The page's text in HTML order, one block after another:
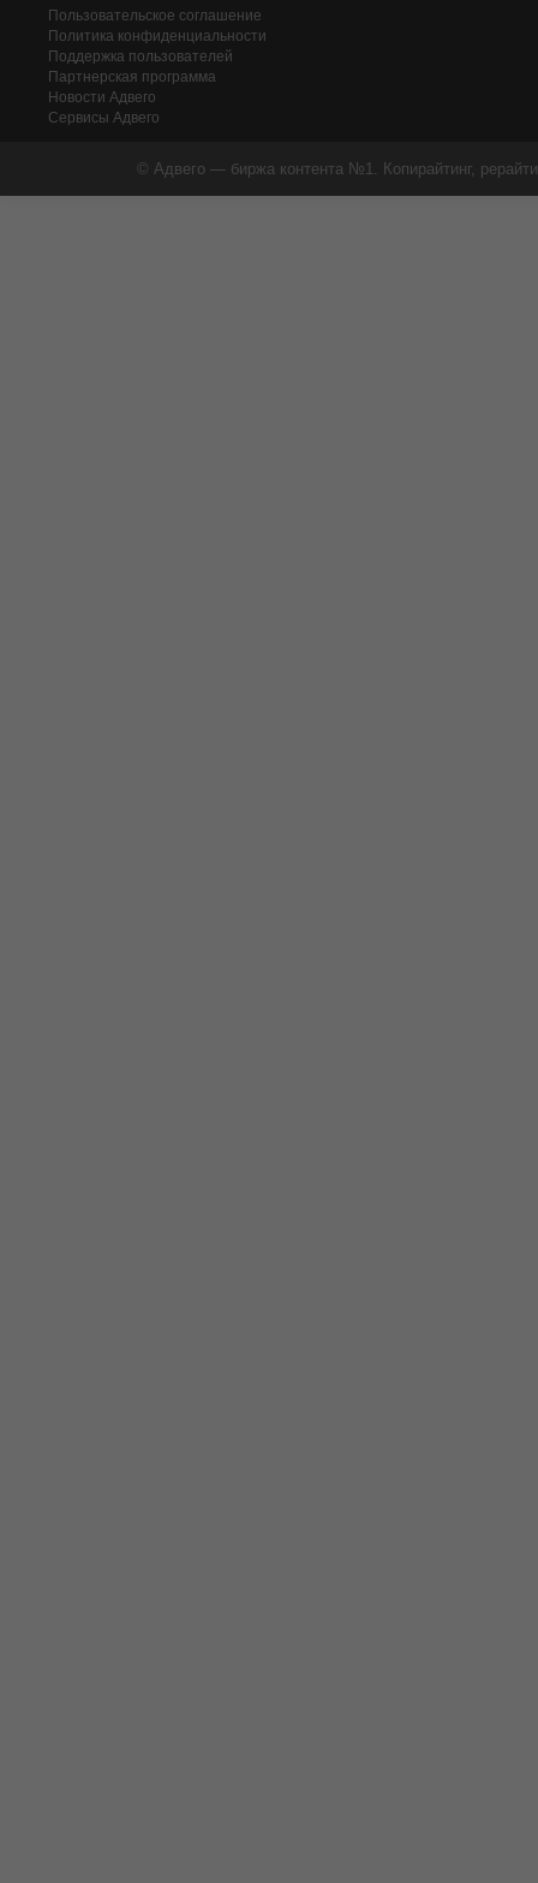
Пользовательское соглашение
Политика конфиденциальности
Поддержка пользователей
Партнерская программа
Новости Адвего
Сервисы Адвего
© Адвего — биржа контента №1. Копирайтинг,